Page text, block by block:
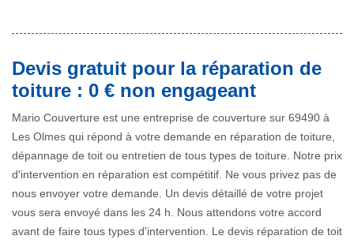
Devis gratuit pour la réparation de
toiture : 0 € non engageant
Mario Couverture est une entreprise de couverture sur 69490 à
Les Olmes qui répond à votre demande en réparation de toiture,
dépannage de toit ou entretien de tous types de toiture. Notre prix
d'intervention en réparation est compétitif. Ne vous privez pas de
nous envoyer votre demande. Un devis détaillé de votre projet
vous sera envoyé dans les 24 h. Nous attendons votre accord
avant de faire tous types d'intervention. Le devis réparation de toit